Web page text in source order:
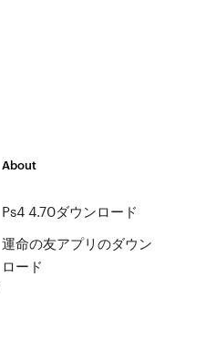
About
Ps4 4.70ダウンロード
運命の友アプリのダウン
ロード